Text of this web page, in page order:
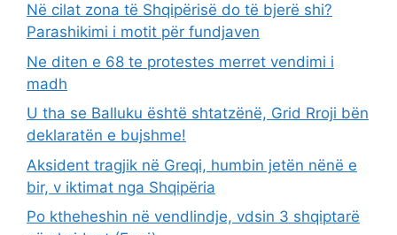
Në cilat zona të Shqipërisë do të bjerë shi?
Parashikimi i motit për fundjaven
Ne diten e 68 te protestes merret vendimi i
madh
U tha se Balluku është shtatzënë, Grid Rroji bën
deklaratën e bujshme!
Aksident tragjik në Greqi, humbin jetën nënë e
bir, v iktimat nga Shqipëria
Po ktheheshin në vendlindje, vdsin 3 shqiptarë